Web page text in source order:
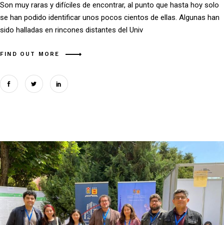
Son muy raras y difíciles de encontrar, al punto que hasta hoy solo
se han podido identificar unos pocos cientos de ellas. Algunas han
sido halladas en rincones distantes del Univ
FIND OUT MORE